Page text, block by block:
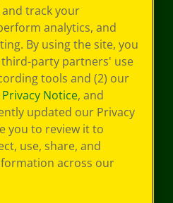
track your
analytics, and
By using the site, you
party partners' use
tools and (2) our
Notice, and
updated our Privacy
you to review it to
use, share, and
across our